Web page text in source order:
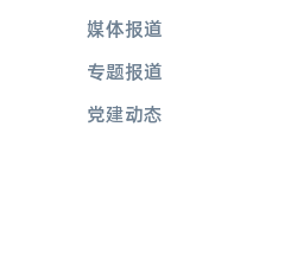
媒体报道
专题报道
党建动态